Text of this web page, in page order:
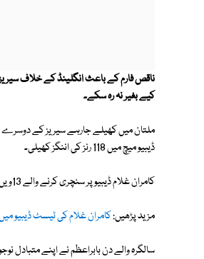
ناقص فارم کے باعث انگلینڈ کے خلاف
کیے بغیر نہ رہ سکے۔
ملتان میں کھیلے جارہے سیریز کے دوسرے
ڈیبیو میچ میں 118 رنز کی اننگز کھیلی۔
کامران غلام ڈیبیو پر سنچری کرنے والے 13ویں پاکستانی بلے باز بننے کا اعزاز بھی حاصل کیا۔
مزید پڑھیں:کامران غلام کی ٹیسٹ ڈیبیو میں
سالگرہ والے دن بابراعظم نے اپنے متبادل